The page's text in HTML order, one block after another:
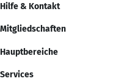
Hilfe & Kontakt
Mitgliedschaften
Hauptbereiche
Services